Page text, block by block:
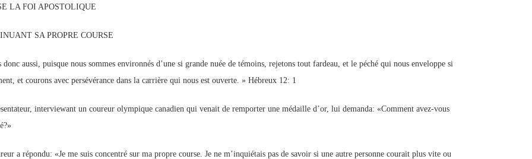
www.lafoiapostolique.org/wp-
lasse-rempli-de-tritesse.mp3
LA FOI APOSTOLIQUE
SA PROPRE COURSE
donc aussi, puisque nous sommes environnés d’une si grande nuée de témoins, rejetons tout fardeau, et le péché qui nous enveloppe si
et courons avec persévérance dans la carrière qui nous est ouverte. » Hébreux 12: 1
interviewant un coureur olympique canadien qui venait de remporter une médaille d’or, lui demanda: «Comment avez-vous
a répondu: «Je me suis concentré sur ma propre course. Je ne m’inquiétais pas de savoir si une autre personne courait plus vite ou